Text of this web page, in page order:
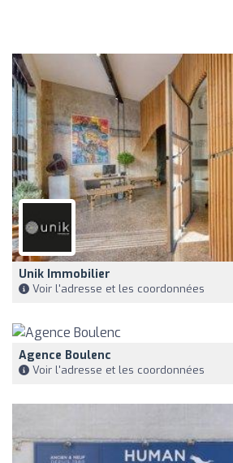
Unik Immobilier
Voir l'adresse et les coordonnées
Agence Boulenc
Voir l'adresse et les coordonnées